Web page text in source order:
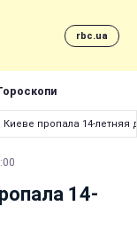
rbc.ua
Киеве пропала 14-летняя
14-